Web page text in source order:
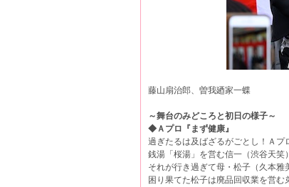
藤山扇治郎、曽我廼家一蝶
～舞台のみどころと初日の様子～
◆Ａプロ『まず健康』
過ぎたるは及ばざるがごとし！Ａプ
銭湯「桜湯」を営む信一（渋谷天笑
それが行き過ぎて母・松子（久本雅
困り果てた松子は廃品回収業を営む